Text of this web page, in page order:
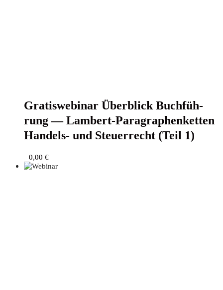
Gra­tis­web­i­nar Über­blick Buch­füh­
rung — Lam­bert-Para­gra­phen­ket­ten
Han­dels- und Steu­er­recht (Teil 1)
0,00 €